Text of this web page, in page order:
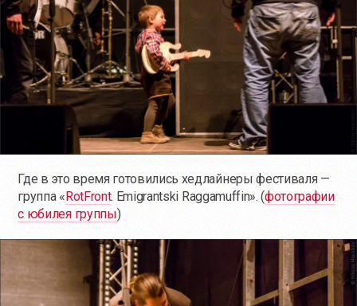
Где в это время готовились хедлайнеры фестиваля —
группа «RotFront. Emigrantski Raggamuffin». (фотографии
с юбилея группы)